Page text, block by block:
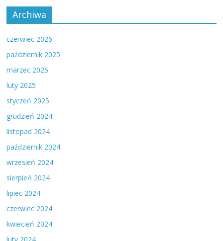
Archiwa
czerwiec 2026
październik 2025
marzec 2025
luty 2025
styczeń 2025
grudzień 2024
listopad 2024
październik 2024
wrzesień 2024
sierpień 2024
lipiec 2024
czerwiec 2024
kwiecień 2024